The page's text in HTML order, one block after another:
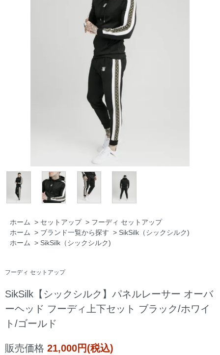
ホーム > セットアップ > フーディ セットアップ
ホーム > ブランド一覧から探す > SikSilk（シックシルク)
ホーム > SikSilk（シックシルク)
フーディ セットアップ
SikSilk【シックシルク】パネルレーサー オーバ
ーヘッド フーディ上下セット ブラック/ホワイ
ト/ゴールド
販売価格 21,000円(税込)